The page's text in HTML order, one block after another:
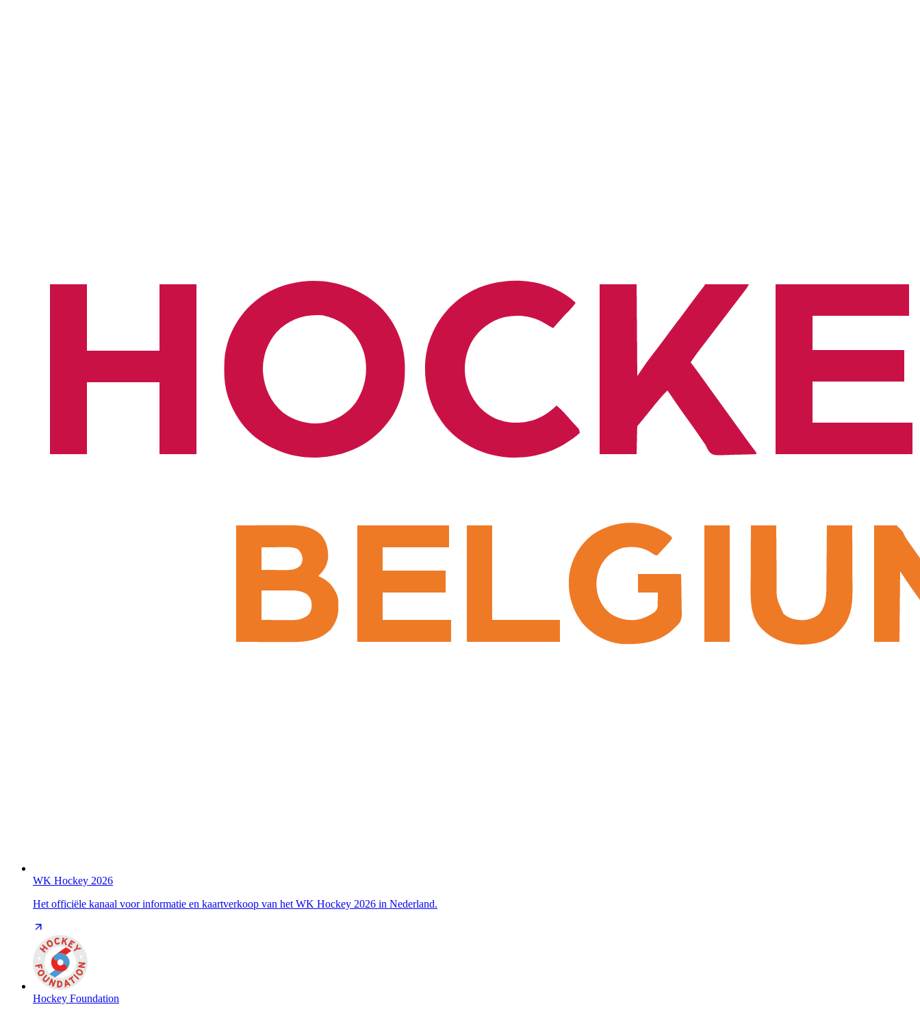
WK Hockey 2026
Het officiële kanaal voor informatie en kaartverkoop van het WK Hockey 2026 in Nederland.
Hockey Foundation